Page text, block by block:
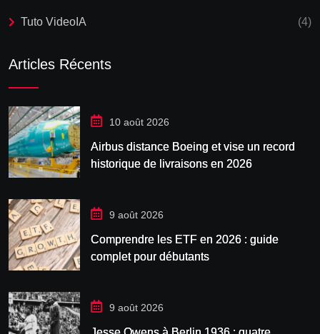
Tuto VideoIA (4)
Articles Récents
10 août 2026
Airbus distance Boeing et vise un record
historique de livraisons en 2026
9 août 2026
Comprendre les ETF en 2026 : guide
complet pour débutants
9 août 2026